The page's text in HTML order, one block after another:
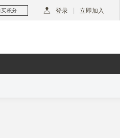
买积分 登录 立即加入